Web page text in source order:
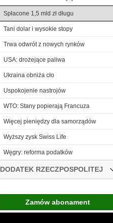
Spłacone 1,5 mld zł długu
Tani dolar i wysokie stopy
Trwa odwrót z nowych rynków
USA: drożejące paliwa
Ukraina obniża cło
Uspokojenie nastrojów
WTO: Stany popierają Francuza
Więcej pieniędzy dla samorządów
Wyższy zysk Swiss Life
Węgry: reforma podatków
DODATEK RZECZPOSPOLITEJ
Zamów abonament